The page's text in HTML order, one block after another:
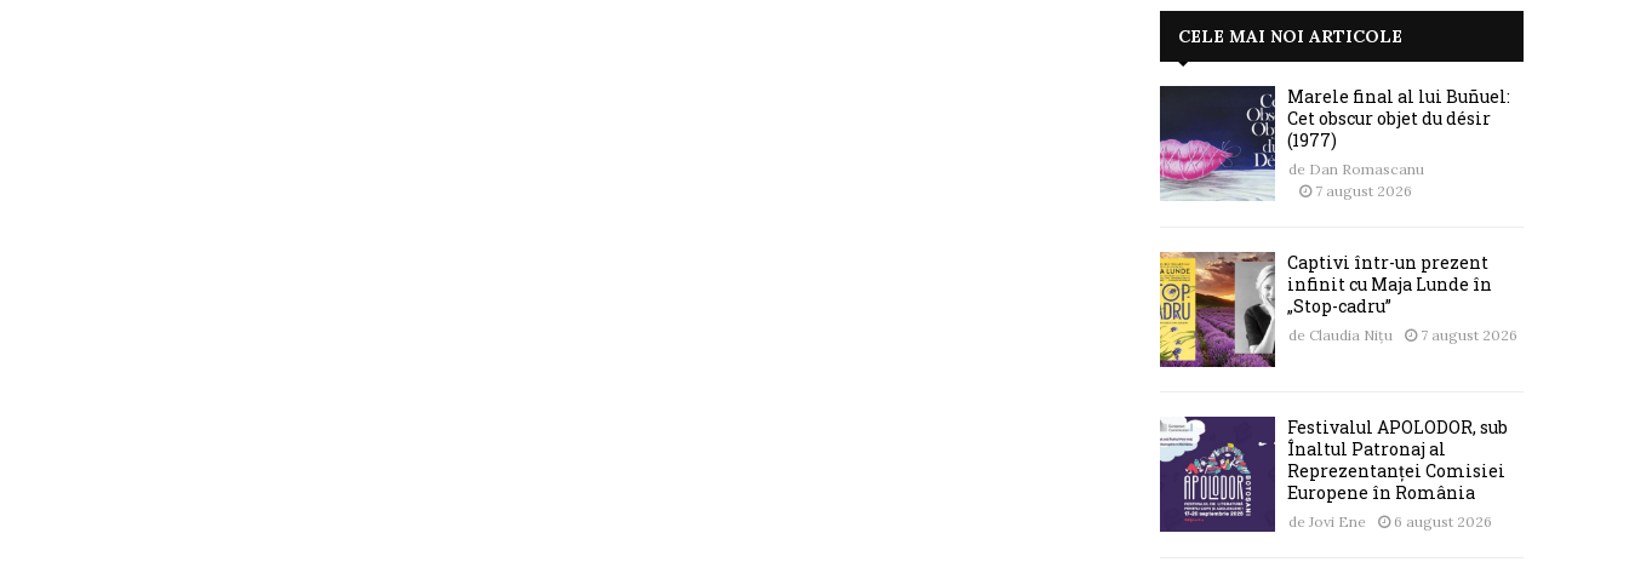
CELE MAI NOI ARTICOLE
Marele final al lui Buñuel:
Cet obscur objet du désir
(1977)
de Dan Romascanu
7 august 2026
Captivi într-un prezent
infinit cu Maja Lunde în
„Stop-cadru”
de Claudia Nițu 7 august 2026
Festivalul APOLODOR, sub
Înaltul Patronaj al
Reprezentanței Comisiei
Europene în România
de Jovi Ene 6 august 2026